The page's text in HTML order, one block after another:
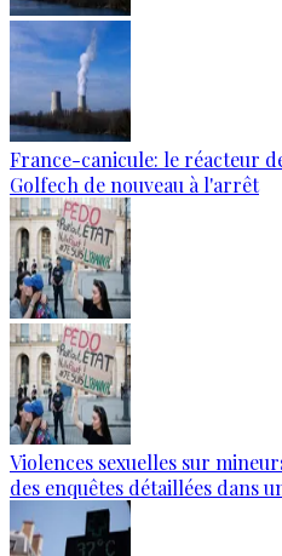
France-canicule: le réacteur
Golfech de nouveau à l'arrêt
Violences sexuelles sur
des enquêtes détaillées dans